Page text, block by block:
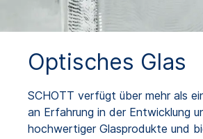
Optisches Glas
SCHOTT verfügt über mehr als
an Erfahrung in der Entwicklung
hochwertiger Glasprodukte und